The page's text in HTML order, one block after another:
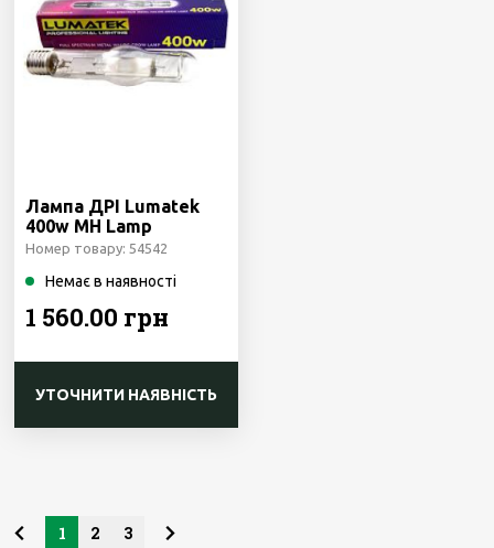
Лампа ДРІ Lumatek
400w MH Lamp
Номер товару: 54542
Немає в наявності
1 560.00 грн
УТОЧНИТИ НАЯВНІСТЬ
1 2 3